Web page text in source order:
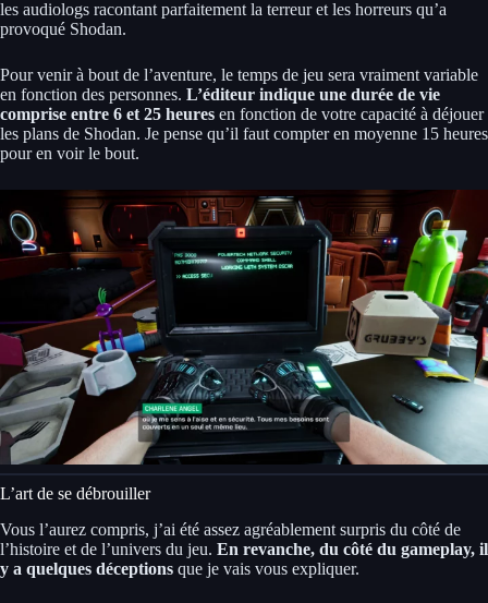
les audiologs racontant parfaitement la terreur et les horreurs qu’a
provoqué Shodan.
Pour venir à bout de l’aventure, le temps de jeu sera vraiment variable
en fonction des personnes. L’éditeur indique une durée de vie
comprise entre 6 et 25 heures en fonction de votre capacité à déjouer
les plans de Shodan. Je pense qu’il faut compter en moyenne 15 heures
pour en voir le bout.
L’art de se débrouiller
Vous l’aurez compris, j’ai été assez agréablement surpris du côté de
l’histoire et de l’univers du jeu. En revanche, du côté du gameplay, il
y a quelques déceptions que je vais vous expliquer.